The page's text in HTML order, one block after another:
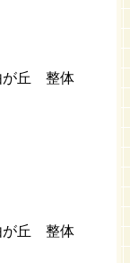
が丘 整体
が丘 整体